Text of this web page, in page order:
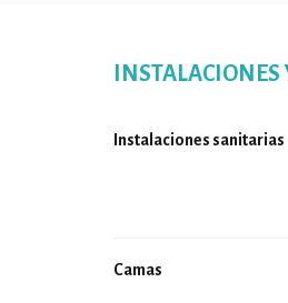
INSTALACIONES
Instalaciones sanitarias
Camas